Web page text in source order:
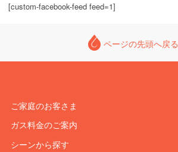
[custom-facebook-feed feed=1]
ページの先頭へ戻る
ご家庭のお客さま
ガス料金のご案内
シーンから探す